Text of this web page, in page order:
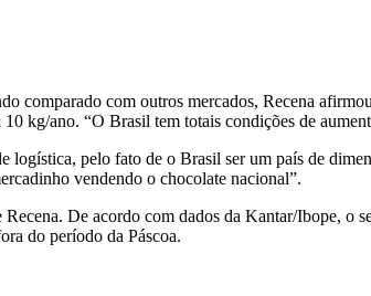
comparado com outros mercados, Recena
kg/ano. “O Brasil tem totais condições de
logística, pelo fato de o Brasil ser um país de
vendendo o chocolate nacional”.
De acordo com dados da Kantar/Ibope,
do período da Páscoa.